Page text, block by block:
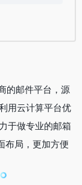
的邮件平台，源
用云计算平台优
于做专业的邮箱
布局，更加方便